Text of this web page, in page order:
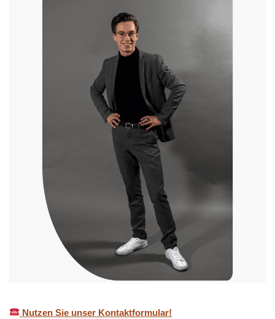
Nutzen Sie unser Kontaktformular!